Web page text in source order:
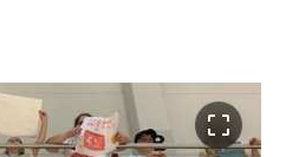
crop_free